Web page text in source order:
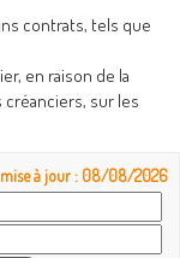
contrats, tels que
en raison de la
créanciers, sur les
mise à jour : 08/08/2026